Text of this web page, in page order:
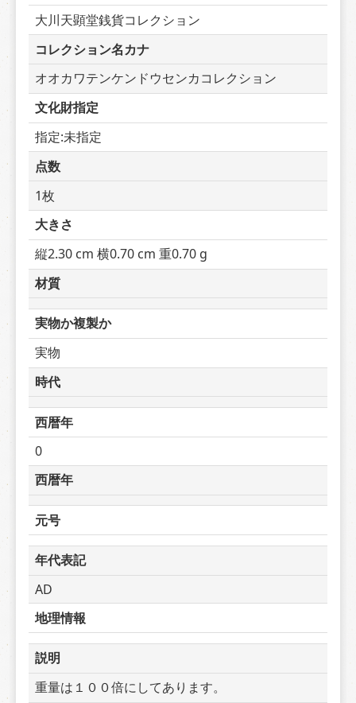
大川天顕堂銭貨コレクション
コレクション名カナ
オオカワテンケンドウセンカコレクション
文化財指定
指定:未指定
点数
1枚
大きさ
縦2.30 cm 横0.70 cm 重0.70 g
材質
実物か複製か
実物
時代
西暦年
0
西暦年
元号
年代表記
AD
地理情報
説明
重量は１００倍にしてあります。